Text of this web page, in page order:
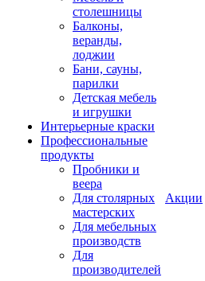
столешницы
Балконы,
веранды,
лоджии
Бани, сауны,
парилки
Детская мебель
и игрушки
Интерьерные краски
Профессиональные
продукты
Пробники и
веера
Для столярных
мастерских
Для мебельных
производств
Для
производителей
Акции